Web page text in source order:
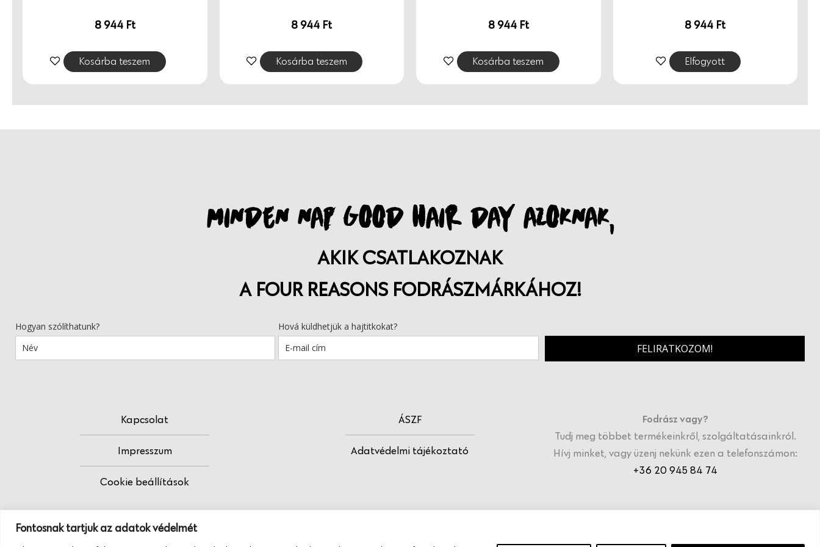
Fontosnak tartjuk az adatok védelmét
energiával készül, környezetbarát, újrahasznosítható csomagolásban.
8 944 Ft
Kosárba teszem
8 944 Ft
Kosárba teszem
8 944 Ft
Kosárba teszem
8 944 Ft
Elfogyott
MINDEN NAP GOOD HAIR DAY AZOKNAK,
AKIK CSATLAKOZNAK
A FOUR REASONS FODRÁSZMÁRKÁHOZ!
Hogyan szólíthatunk? Hová küldhetjük a hajtitkokat?
FELIRATKOZOM!
Kapcsolat
Impresszum
Cookie beállítások
ÁSZF
Adatvédelmi tájékoztató
Fodrász vagy?
Tudj meg többet termékeinkről, szolgáltatásainkról.
Hívj minket, vagy üzenj nekünk ezen a telefonszámon:
+36 20 945 84 74